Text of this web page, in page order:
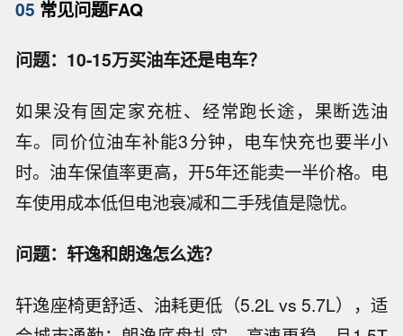
05 常见问题FAQ
问题：10-15万买油车还是电车？
如果没有固定家充桩、经常跑长途，果断选油
车。同价位油车补能3分钟，电车快充也要半小
时。油车保值率更高，开5年还能卖一半价格。电
车使用成本低但电池衰减和二手残值是隐忧。
问题：轩逸和朗逸怎么选？
轩逸座椅更舒适、油耗更低（5.2L vs 5.7L），适